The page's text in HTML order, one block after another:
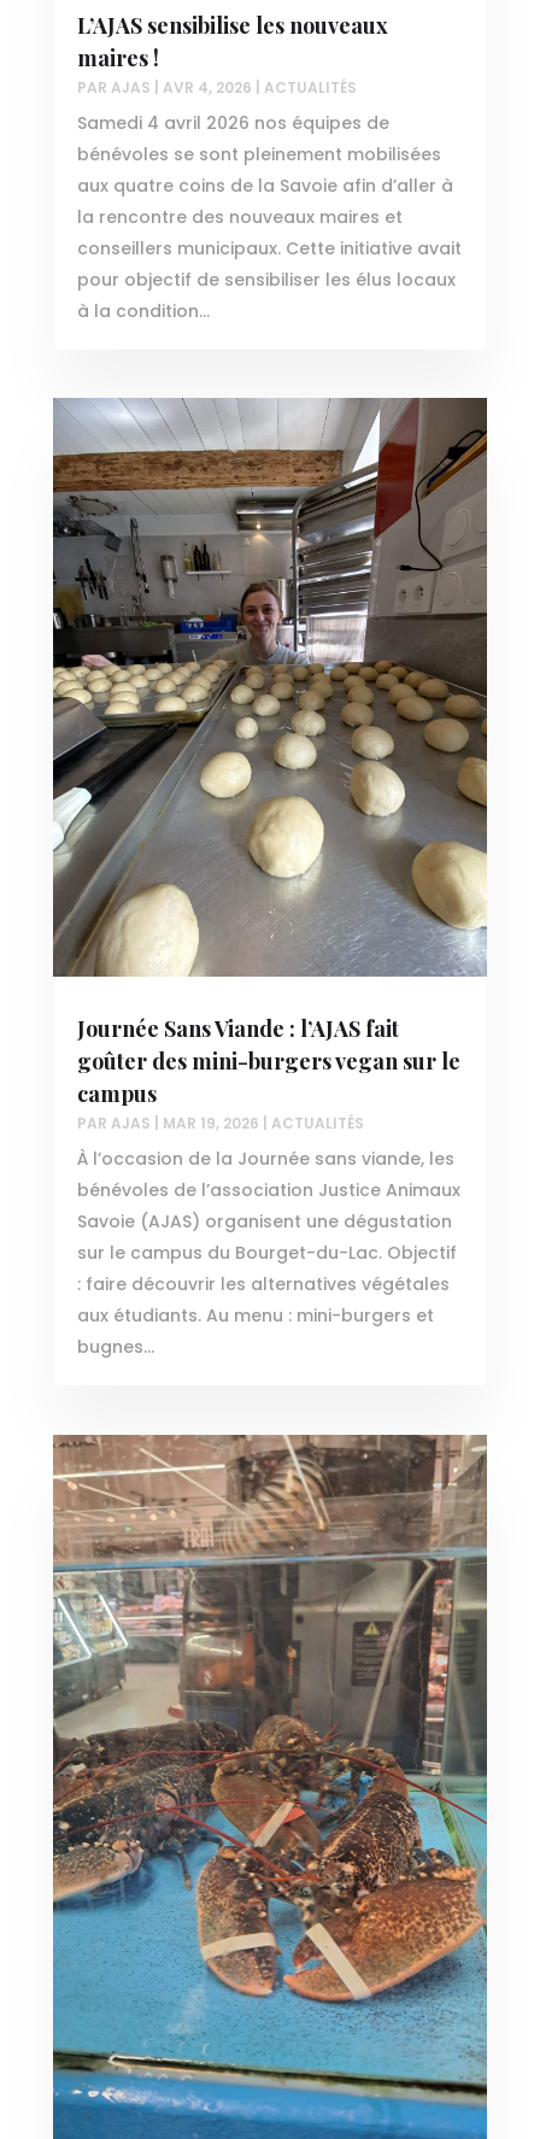
L’AJAS sensibilise les nouveaux
maires !
PAR AJAS AVR 4, 2026 ACTUALITÉS
Samedi 4 avril 2026 nos équipes de
bénévoles se sont pleinement mobilisées
aux quatre coins de la Savoie afin d’aller à
la rencontre des nouveaux maires et
conseillers municipaux. Cette initiative avait
pour objectif de sensibiliser les élus locaux
à la condition...
Journée Sans Viande : l’AJAS fait
goûter des mini-burgers vegan sur le
campus
PAR AJAS MAR 19, 2026 ACTUALITÉS
À l’occasion de la Journée sans viande, les
bénévoles de l’association Justice Animaux
Savoie (AJAS) organisent une dégustation
sur le campus du Bourget-du-Lac. Objectif
: faire découvrir les alternatives végétales
aux étudiants. Au menu : mini-burgers et
bugnes...